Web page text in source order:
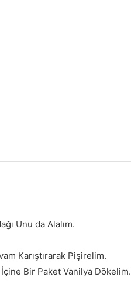
Unu da Alalım.
Karıştırarak Pişirelim.
İçine Bir Paket Vanilya Dökelim.